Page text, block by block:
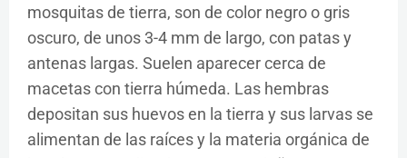
mosquitas de tierra, son de color negro o gris
oscuro, de unos 3-4 mm de largo, con patas y
antenas largas. Suelen aparecer cerca de
macetas con tierra húmeda. Las hembras
depositan sus huevos en la tierra y sus larvas se
alimentan de las raíces y la materia orgánica de